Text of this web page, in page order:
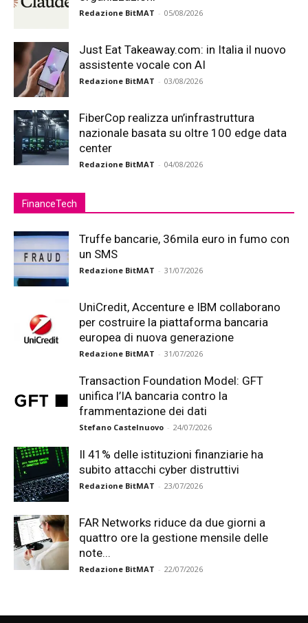
Redazione BitMAT - 05/08/2026
Just Eat Takeaway.com: in Italia il nuovo
assistente vocale con AI
Redazione BitMAT - 03/08/2026
FiberCop realizza un’infrastruttura
nazionale basata su oltre 100 edge data
center
Redazione BitMAT - 04/08/2026
FinanceTech
Truffe bancarie, 36mila euro in fumo con
un SMS
Redazione BitMAT - 31/07/2026
UniCredit, Accenture e IBM collaborano
per costruire la piattaforma bancaria
europea di nuova generazione
Redazione BitMAT - 31/07/2026
Transaction Foundation Model: GFT
unifica l’IA bancaria contro la
frammentazione dei dati
Stefano Castelnuovo - 24/07/2026
Il 41% delle istituzioni finanziarie ha
subito attacchi cyber distruttivi
Redazione BitMAT - 23/07/2026
FAR Networks riduce da due giorni a
quattro ore la gestione mensile delle
note...
Redazione BitMAT - 22/07/2026